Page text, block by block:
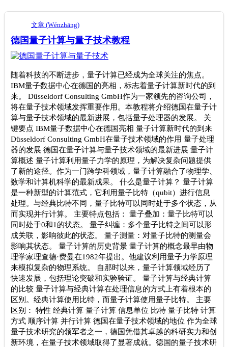
文章 (Wénzhāng)
德国量子计算与量子技术教程
随着科技的不断进步，量子计算已经成为全球关注的焦点。
IBM量子数据中心在德国的亮相，标志着量子计算新时代的到
来。 Düsseldorf Consulting GmbH作为一家领先的咨询公司，
将在量子技术领域发挥重要作用。本教程将介绍德国在量子计
算与量子技术领域的最新进展，包括量子处理器的发展。 关
键要点 IBM量子数据中心在德国亮相 量子计算新时代的到来
Düsseldorf Consulting GmbH在量子技术领域的作用 量子处理
器的发展 德国在量子计算与量子技术领域的最新进展 量子计
算概述 量子计算利用量子力学的原理，为解决复杂问题提供
了新的途径。作为一门跨学科领域，量子计算融合了物理学、
数学和计算机科学的最新成果。 什么是量子计算？ 量子计算
是一种新型的计算范式，它利用量子比特（qubit）进行信息
处理。与经典比特不同，量子比特可以同时处于多个状态，从
而实现并行计算。 主要特点包括： 量子叠加：量子比特可以
同时处于0和1的状态。 量子纠缠：多个量子比特之间可以形
成关联，影响彼此的状态。 量子测量：对量子比特的测量会
影响其状态。 量子计算的历史背景 量子计算的概念最早由物
理学家理查德·费曼在1982年提出。他建议利用量子力学原理
来模拟复杂的物理系统。 自那时以来，量子计算领域经历了
快速发展，包括理论突破和实验验证。 量子计算与经典计算
的比较 量子计算与经典计算在处理信息的方式上有着根本的
区别。经典计算使用比特，而量子计算使用量子比特。 主要
区别： 特性 经典计算 量子计算 信息单位 比特 量子比特 计算
方式 顺序计算 并行计算 德国在量子技术领域的地位 作为全球
量子技术研究的领军者之一，德国凭借其卓越的科研实力和创
新环境，在量子技术领域取得了显著成就。德国的量子技术研